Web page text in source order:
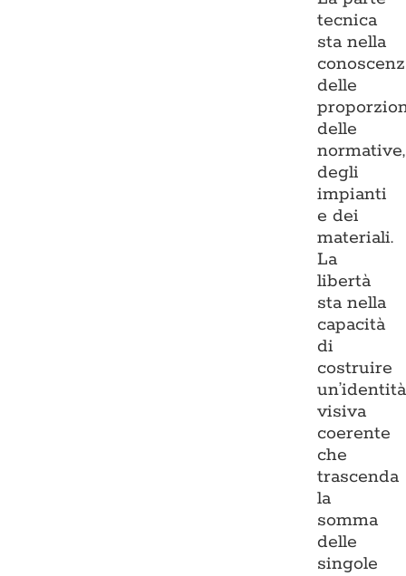
tecnica
sta nella
delle
delle
normative,
degli
impianti
e dei
materiali.
La
libertà
sta nella
capacità
di
costruire
un’identità
visiva
coerente
che
trascenda
la
somma
delle
singole